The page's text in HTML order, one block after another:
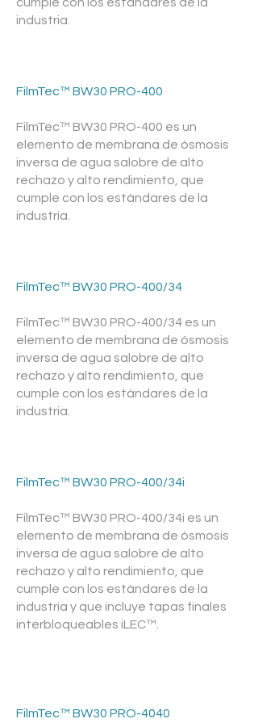
industria.
FilmTec™ BW30 PRO-400
FilmTec™ BW30 PRO-400 es un
elemento de membrana de ósmosis
inversa de agua salobre de alto
rechazo y alto rendimiento, que
cumple con los estándares de la
industria.
FilmTec™ BW30 PRO-400/34
FilmTec™ BW30 PRO-400/34 es un
elemento de membrana de ósmosis
inversa de agua salobre de alto
rechazo y alto rendimiento, que
cumple con los estándares de la
industria.
FilmTec™ BW30 PRO-400/34i
FilmTec™ BW30 PRO-400/34i es un
elemento de membrana de ósmosis
inversa de agua salobre de alto
rechazo y alto rendimiento, que
cumple con los estándares de la
industria y que incluye tapas finales
interbloqueables iLEC™.
FilmTec™ BW30 PRO-4040